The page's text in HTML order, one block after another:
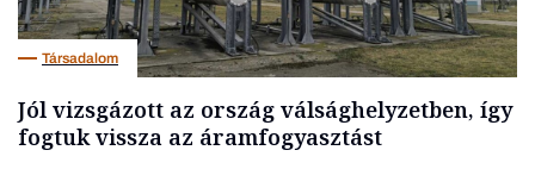
Társadalom
Jól vizsgázott az ország válsághelyzetben, így
fogtuk vissza az áramfogyasztást